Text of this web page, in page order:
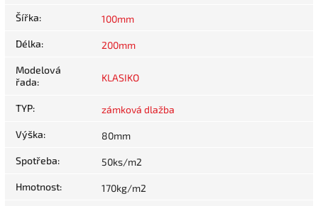
Šířka: 100mm
Délka: 200mm
Modelová
řada: KLASIKO
TYP: zámková dlažba
Výška: 80mm
Spotřeba: 50ks/m2
Hmotnost: 170kg/m2